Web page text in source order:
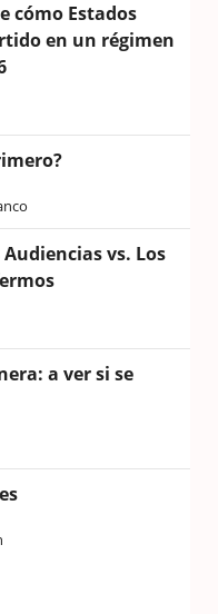
cómo Estados
en un régimen
vs. Los
a ver si se